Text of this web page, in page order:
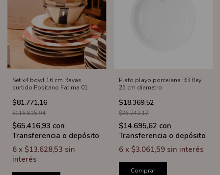
Set x4 bowl 16 cm Rayas
surtido Positano Fatima 01
$81.771,16
$116.815,94
$65.416,93 con
Transferencia o depósito
6 x $13.628,53 sin
interés
Plato playo porcelana RB Rey
25 cm diametro
$18.369,52
$26.242,17
$14.695,62 con
Transferencia o depósito
6 x $3.061,59 sin interés
Comprar